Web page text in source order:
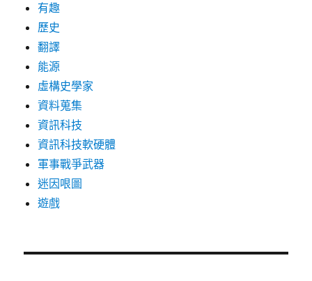
有趣
歷史
翻譯
能源
虛構史學家
資料蒐集
資訊科技
資訊科技軟硬體
軍事戰爭武器
迷因哏圖
遊戲